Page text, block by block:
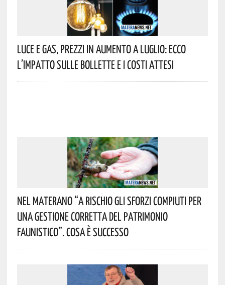
Luce E Gas, Prezzi In Aumento A Luglio: Ecco
L’impatto Sulle Bollette E I Costi Attesi
Nel Materano “a Rischio Gli Sforzi Compiuti Per
Una Gestione Corretta Del Patrimonio
Faunistico”. Cosa È Successo